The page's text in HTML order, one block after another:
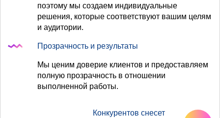
поэтому мы создаем индивидуальные
решения, которые соответствуют вашим целям
и аудитории.
Прозрачность и результаты
Мы ценим доверие клиентов и предоставляем
полную прозрачность в отношении
выполненной работы.
Конкурентов снесет